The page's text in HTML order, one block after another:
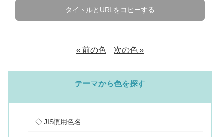
タイトルとURLをコピーする
« 前の色 次の色 »
テーマから色を探す
JIS慣用色名